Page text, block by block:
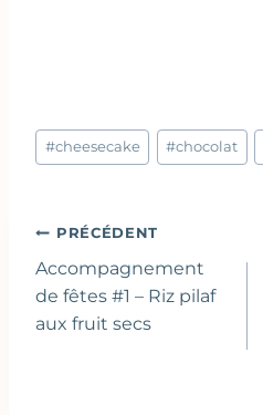
Étiquettes
de
#cheesecake #chocolat
Navigation
de
l’article
PRÉCÉDENT
Accompagnement
de fêtes #1 – Riz pilaf
aux fruit secs